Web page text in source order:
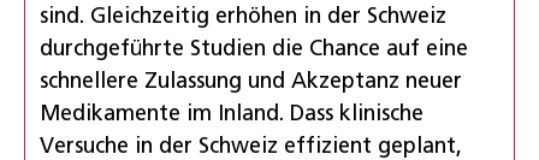
sind. Gleichzeitig erhöhen in der Schweiz
durchgeführte Studien die Chance auf eine
schnellere Zulassung und Akzeptanz neuer
Medikamente im Inland. Dass klinische
Versuche in der Schweiz effizient geplant,